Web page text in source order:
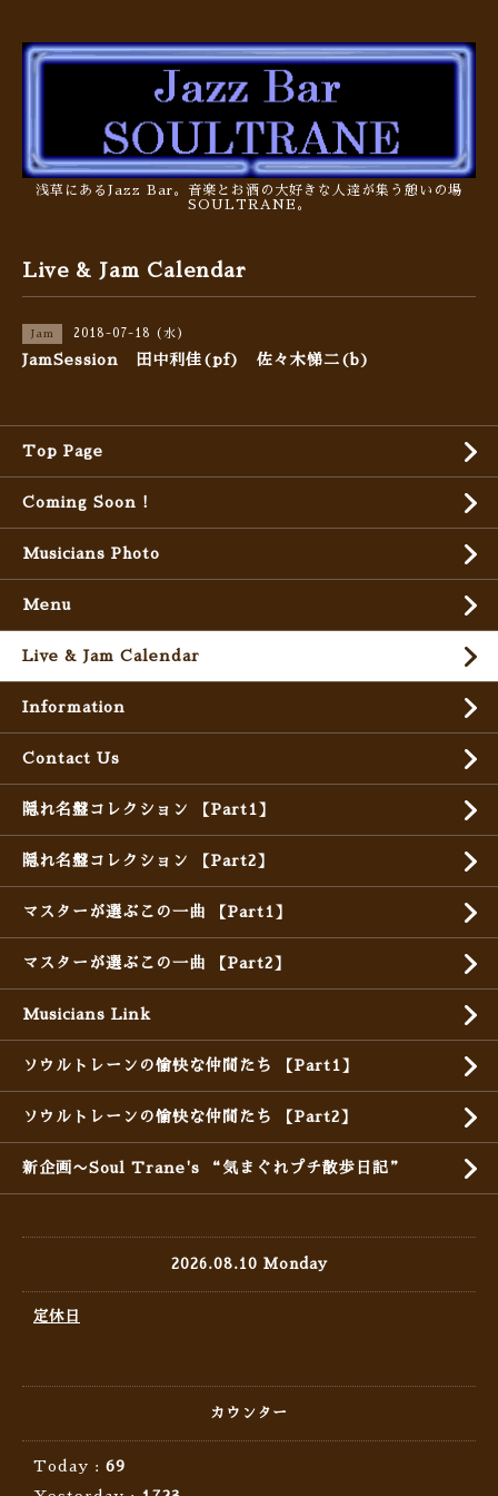
浅草にあるJazz Bar。音楽とお酒の大好きな人達が集う憩いの場
SOULTRANE。
Live & Jam Calendar
Jam 2018-07-18 (水)
JamSession 田中利佳(pf) 佐々木悌二(b)
Top Page
Coming Soon !
Musicians Photo
Menu
Live & Jam Calendar
Information
Contact Us
隠れ名盤コレクション 【Part1】
隠れ名盤コレクション 【Part2】
マスターが選ぶこの一曲 【Part1】
マスターが選ぶこの一曲 【Part2】
Musicians Link
ソウルトレーンの愉快な仲間たち 【Part1】
ソウルトレーンの愉快な仲間たち 【Part2】
新企画〜Soul Trane's “気まぐれプチ散歩日記”
2026.08.10 Monday
定休日
カウンター
Today : 69